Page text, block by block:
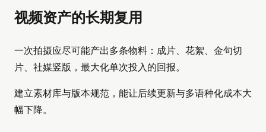
视频资产的长期复用
一次拍摄应尽可能产出多条物料：成片、花絮、金句切
片、社媒竖版，最大化单次投入的回报。
建立素材库与版本规范，能让后续更新与多语种化成本大
幅下降。